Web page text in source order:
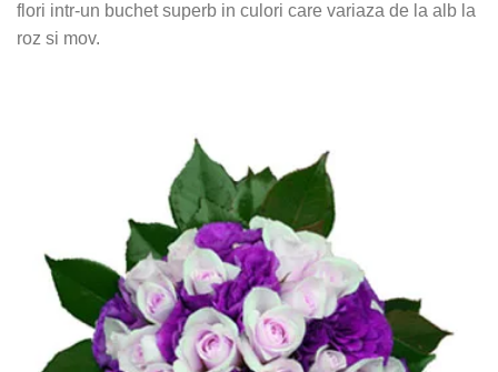
flori intr-un buchet superb in culori care variaza de la alb la
roz si mov.